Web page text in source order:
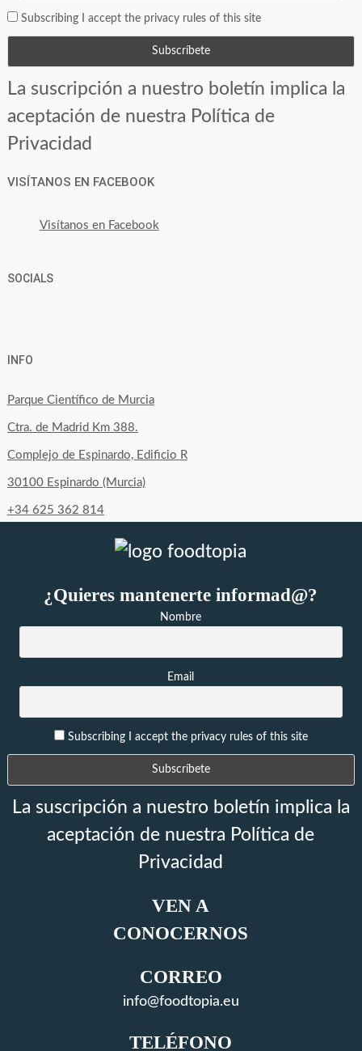
Subscribing I accept the privacy rules of this site
La suscripción a nuestro boletín implica la
aceptación de nuestra Política de
Privacidad
VISÍTANOS EN FACEBOOK
Visítanos en Facebook
SOCIALS
byfoodtopia
en
Facebook
byfoodtopia
en
Twitter
byfoodtopia
en
Instagram
INFO
Parque Científico de Murcia
Ctra. de Madrid Km 388.
Complejo de Espinardo, Edificio R
30100 Espinardo (Murcia)
+34 625 362 814
¿Quieres mantenerte informad@?
Nombre
Email
Subscribing I accept the privacy rules of this site
La suscripción a nuestro boletín implica la
aceptación de nuestra Política de
Privacidad
VEN A
CONOCERNOS
CORREO
info@foodtopia.eu
TELÉFONO